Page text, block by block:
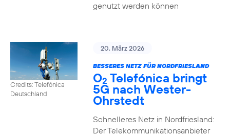
genutzt werden können
Credits: Telefónica
Deutschland
20. März 2026
BESSERES NETZ FÜR NORDFRIESLAND
O2 Telefónica bringt
5G nach Wester-
Ohrstedt
Schnelleres Netz in Nordfriesland:
Der Telekommunikationsanbieter